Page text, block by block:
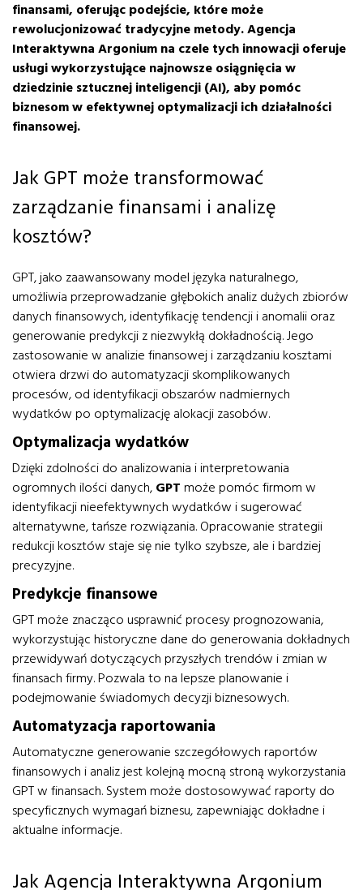
finansami, oferując podejście, które może
rewolucjonizować tradycyjne metody. Agencja
Interaktywna Argonium na czele tych innowacji oferuje
usługi wykorzystujące najnowsze osiągnięcia w
dziedzinie sztucznej inteligencji (AI), aby pomóc
biznesom w efektywnej optymalizacji ich działalności
finansowej.
Jak GPT może transformować
zarządzanie finansami i analizę
kosztów?
GPT, jako zaawansowany model języka naturalnego,
umożliwia przeprowadzanie głębokich analiz dużych zbiorów
danych finansowych, identyfikację tendencji i anomalii oraz
generowanie predykcji z niezwykłą dokładnością. Jego
zastosowanie w analizie finansowej i zarządzaniu kosztami
otwiera drzwi do automatyzacji skomplikowanych
procesów, od identyfikacji obszarów nadmiernych
wydatków po optymalizację alokacji zasobów.
Optymalizacja wydatków
Dzięki zdolności do analizowania i interpretowania
ogromnych ilości danych, GPT może pomóc firmom w
identyfikacji nieefektywnych wydatków i sugerować
alternatywne, tańsze rozwiązania. Opracowanie strategii
redukcji kosztów staje się nie tylko szybsze, ale i bardziej
precyzyjne.
Predykcje finansowe
GPT może znacząco usprawnić procesy prognozowania,
wykorzystując historyczne dane do generowania dokładnych
przewidywań dotyczących przyszłych trendów i zmian w
finansach firmy. Pozwala to na lepsze planowanie i
podejmowanie świadomych decyzji biznesowych.
Automatyzacja raportowania
Automatyczne generowanie szczegółowych raportów
finansowych i analiz jest kolejną mocną stroną wykorzystania
GPT w finansach. System może dostosowywać raporty do
specyficznych wymagań biznesu, zapewniając dokładne i
aktualne informacje.
Jak Agencja Interaktywna Argonium